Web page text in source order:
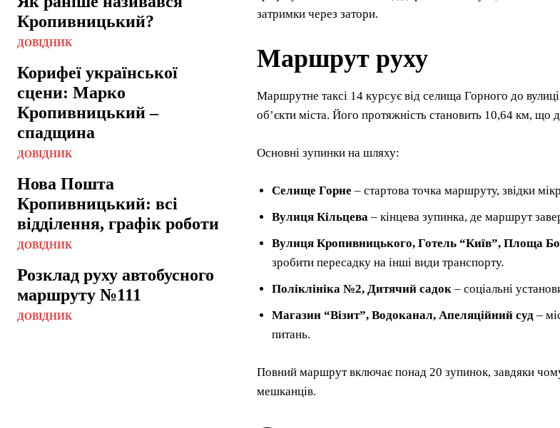
Кропивницький?
ДОВІДНИК
Корифеї української
сцени: Марко
Кропивницький –
спадщина
ДОВІДНИК
Нова Пошта
Кропивницький: всі
відділення, графік роботи
ДОВІДНИК
Розклад руху автобусного
маршруту №111
ДОВІДНИК
затримки через затори.
Маршрут руху
Маршрутне таксі 14 курсує від селища Горного до
об’єкти міста. Його протяжність становить 10,64 км, що
Основні зупинки на шляху:
Селище Горне – стартова точка маршруту, звідки
Вулиця Кільцева – кінцева зупинка, де маршрут
Вулиця Кропивницького, Готель “Київ”, Площа
зробити пересадку на інші види транспорту.
Поліклініка №2, Дитячий садок – соціальні
Магазин “Візит”, Водоканал, Апеляційний суд –
питань.
Повний маршрут включає понад 20 зупинок, завдяки
мешканців.